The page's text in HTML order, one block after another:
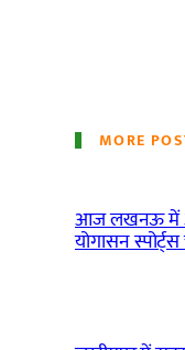
MORE
आज लखनऊ में
योगासन